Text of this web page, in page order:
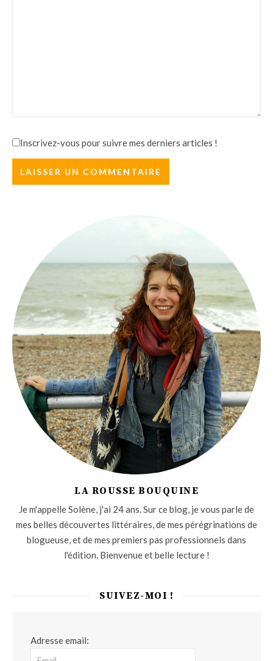
Inscrivez-vous pour suivre mes derniers articles !
LA ROUSSE BOUQUINE
Je m'appelle Solène, j'ai 24 ans. Sur ce blog, je vous parle de
mes belles découvertes littéraires, de mes pérégrinations de
blogueuse, et de mes premiers pas professionnels dans
l'édition. Bienvenue et belle lecture !
SUIVEZ-MOI !
Adresse email: